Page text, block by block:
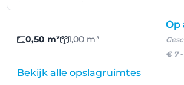
0,50 m² 1,00 m³
Op
€ 7-
Bekijk alle opslagruimtes